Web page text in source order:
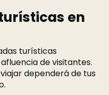
en
turísticas
de visitantes.
dependerá de tus